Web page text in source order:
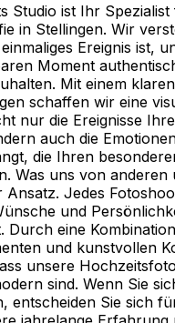
Studio ist Ihr
in Stellingen. Wir
Ereignis ist,
Moment
Mit einem
schaffen wir eine
nur die Ereignisse
auch die
die Ihren
Was uns von anderen
Ansatz. Jedes
und
Durch eine
und kunstvollen
unsere
sind. Wenn Sie
entscheiden Sie sich